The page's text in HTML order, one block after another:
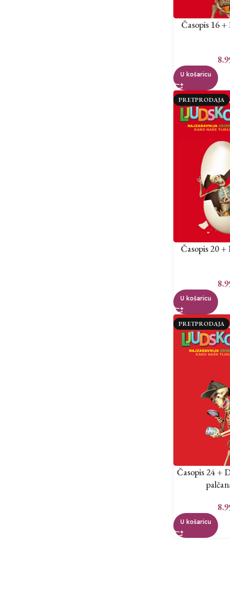
Časopis 16
U košaricu
PRETPRODAJA
Časopis 20 +
U košaricu
PRETPRODAJA
Časopis 24 +
U košaricu